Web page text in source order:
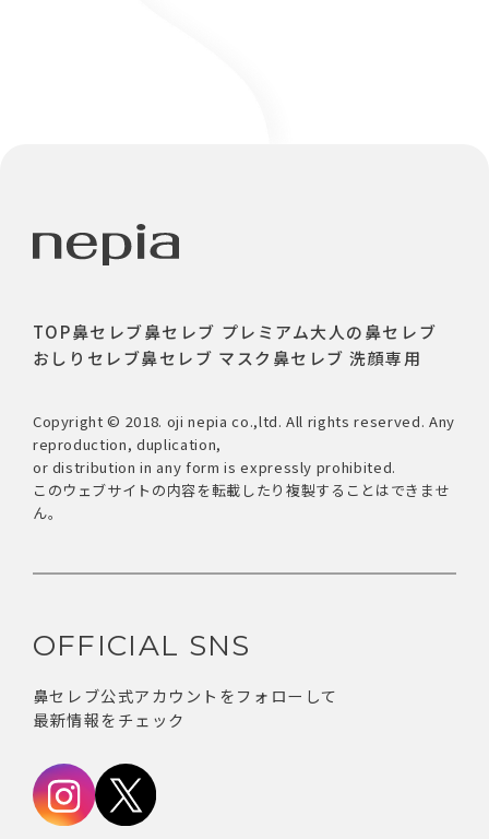
TOP鼻セレブ鼻セレブ プレミアム大人の鼻セレブ
おしりセレブ鼻セレブ マスク 鼻セレブ 洗顔専用
Copyright © 2018. oji nepia co.,ltd. All rights reserved. Any
reproduction, duplication,
or distribution in any form is expressly prohibited.
このウェブサイトの内容を転載したり複製することはできませ
ん。
OFFICIAL SNS
鼻セレブ公式アカウントをフォローして
最新情報をチェック